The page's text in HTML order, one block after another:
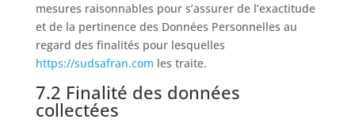
mesures raisonnables pour s’assurer de l’exactitude
et de la pertinence des Données Personnelles au
regard des finalités pour lesquelles
https://sudsafran.com les traite.
7.2 Finalité des données
collectées